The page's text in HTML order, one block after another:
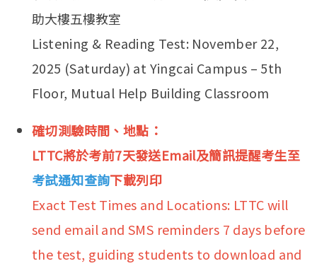
助大樓五樓教室
Listening & Reading Test: November 22,
2025 (Saturday) at Yingcai Campus – 5th
Floor, Mutual Help Building Classroom
確切測驗時間、地點：
LTTC將於考前7天發送Email及簡訊提醒考生至
考試通知查詢下載列印
Exact Test Times and Locations: LTTC will
send email and SMS reminders 7 days before
the test, guiding students to download and